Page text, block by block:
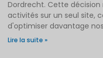
Dordrecht. Cette
activités sur un seul site,
d'optimiser davantage
Lire la suite »